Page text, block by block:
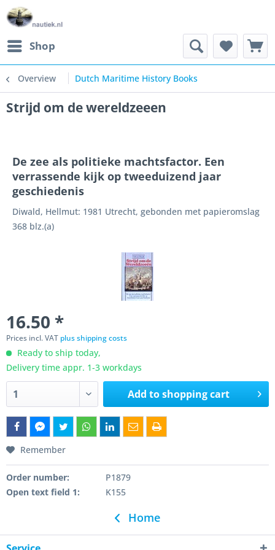
Shop
Overview Dutch Maritime History Books
Strijd om de wereldzeeen
De zee als politieke machtsfactor. Een
verrassende kijk op tweeduizend jaar
geschiedenis
Diwald, Hellmut: 1981 Utrecht, gebonden met papieromslag
368 blz.(a)
16.50 *
Prices incl. VAT plus shipping costs
Ready to ship today,
Delivery time appr. 1-3 workdays
Add toshopping cart
Remember
Order number:
P1879
Open text field 1:
K155
Home